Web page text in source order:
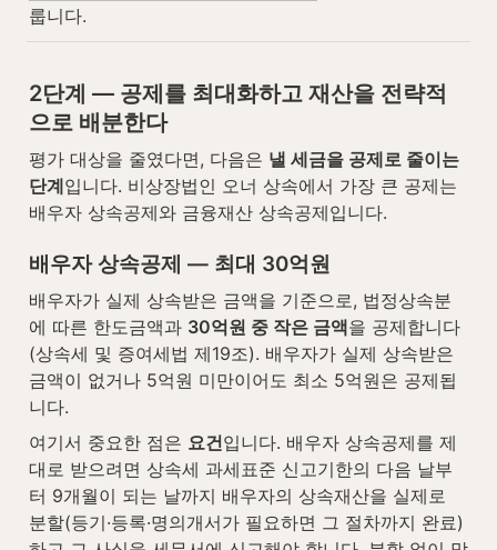
룹니다.
2단계 — 공제를 최대화하고 재산을 전략적
으로 배분한다
평가 대상을 줄였다면, 다음은 낼 세금을 공제로 줄이는
단계입니다. 비상장법인 오너 상속에서 가장 큰 공제는
배우자 상속공제와 금융재산 상속공제입니다.
배우자 상속공제 — 최대 30억원
배우자가 실제 상속받은 금액을 기준으로, 법정상속분
에 따른 한도금액과 30억원 중 작은 금액을 공제합니다
(상속세 및 증여세법 제19조). 배우자가 실제 상속받은
금액이 없거나 5억원 미만이어도 최소 5억원은 공제됩
니다.
여기서 중요한 점은 요건입니다. 배우자 상속공제를 제
대로 받으려면 상속세 과세표준 신고기한의 다음 날부
터 9개월이 되는 날까지 배우자의 상속재산을 실제로
분할(등기·등록·명의개서가 필요하면 그 절차까지 완료)